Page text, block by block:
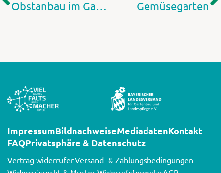
Obstanbau im Garten in Zeiten des Klimawandels (2) Gemüsegarten
ImpressumBildnachweiseMediadatenKontakt
FAQPrivatsphäre & Datenschutz
Vertrag widerrufenVersand- & Zahlungsbedingungen